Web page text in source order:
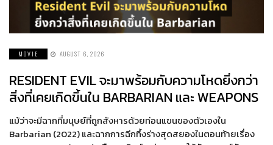
MOVIE AUGUST 6, 2026
RESIDENT EVIL จะมาพร้อมกับความโหดยิ่งกว่า
สิ่งที่เคยเกิดขึ้นใน BARBARIAN และ WEAPONS
แม้ว่าจะมีฉากที่มนุษย์ที่ถูกสังหารด้วยท่อนแขนของตัวเองใน
Barbarian (2022) และฉากการฉีกทึ้งร่างสุดสยองในตอนท้ายเรื่อง